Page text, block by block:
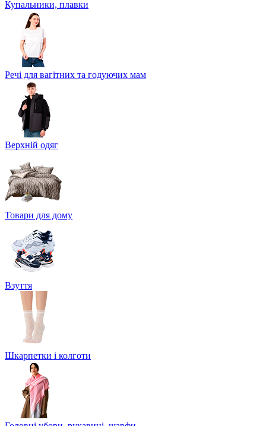
Купальники, плавки
Речі для вагітних та годуючих мам
Верхній одяг
Товари для дому
Взуття
Шкарпетки і колготи